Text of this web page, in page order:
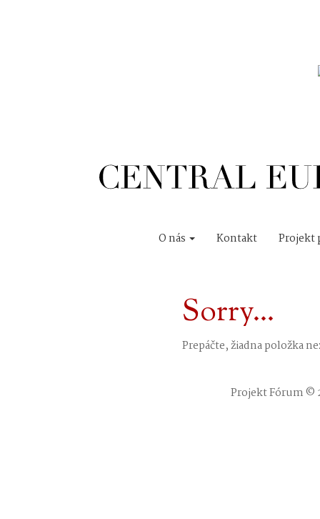
O nás Kontakt Projekt
Sorry...
Prepáčte, žiadna položka
Projekt Fórum ©